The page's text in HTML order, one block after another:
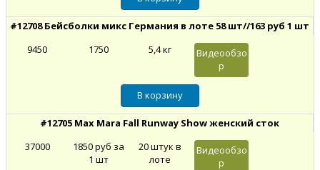
#12708 Бейсболки микс Германия в лоте 58 шт//163 руб 1 шт
9450
1750 5,4 кг
Видеообзо
р
#12705 Max Mara Fall Runway Show женский сток
37000
1850 руб за
1 шт
20 штук в
лоте
Видеообзо
р